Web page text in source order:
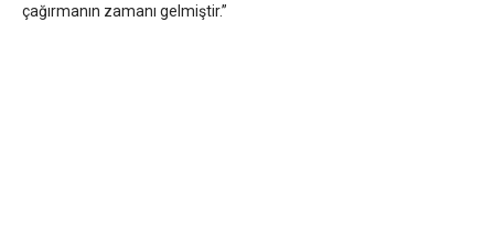
çağırmanın zamanı gelmiştir.”